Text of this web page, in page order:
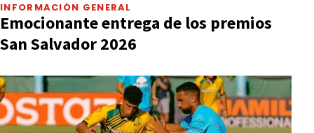
INFORMACIÓN GENERAL
Emocionante entrega de los premios
San Salvador 2026